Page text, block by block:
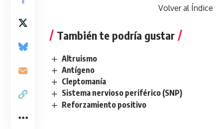
Volver al Índice
También te podría gustar
Altruismo
Antígeno
Cleptomanía
Sistema nervioso periférico (SNP)
Reforzamiento positivo